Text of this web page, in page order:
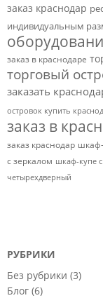
заказ краснодар
индивидуальным
заказ в краснодаре
торговый
заказать
островок купить
заказ в
заказ краснодар шкаф-
с зеркалом шкаф-купе
четырехдверный
РУБРИКИ
Без рубрики (3)
Блог (6)